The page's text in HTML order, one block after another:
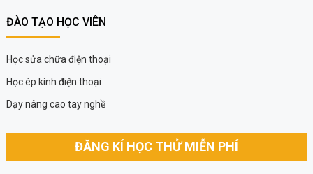
ĐÀO TẠO HỌC VIÊN
Học sửa chữa điện thoại
Học ép kính điện thoại
Dạy nâng cao tay nghề
ĐĂNG KÍ HỌC THỬ MIỄN PHÍ